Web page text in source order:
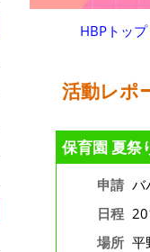
HBPトップ
活動レポ
保育園 夏祭
申請 バ
日程
場所 平